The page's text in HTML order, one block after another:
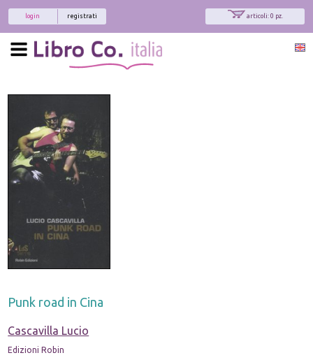
articoli: 0 pz.
registrati
login
Punk road in Cina
Cascavilla Lucio
Edizioni Robin